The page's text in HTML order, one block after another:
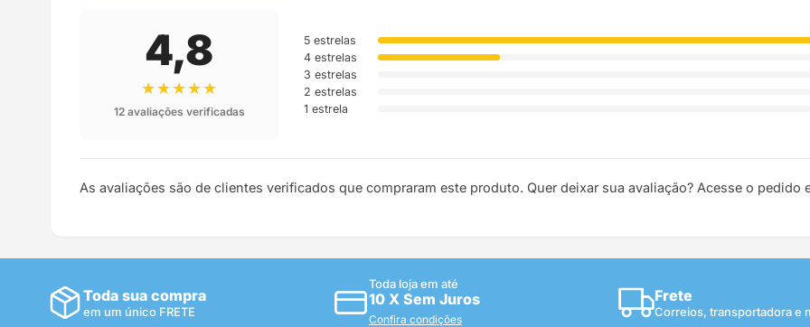
4,8
★★★★★
12 avaliações verificadas
5 estrelas
4 estrelas
3 estrelas
2 estrelas
1 estrela
As avaliações são de clientes verificados que compraram este produto. Quer deixar sua avaliação? Acesse o pedido
Toda sua compra
em um único FRETE
Toda loja em até
10 X Sem Juros
Confira condições
Frete
Correios, transportadora e